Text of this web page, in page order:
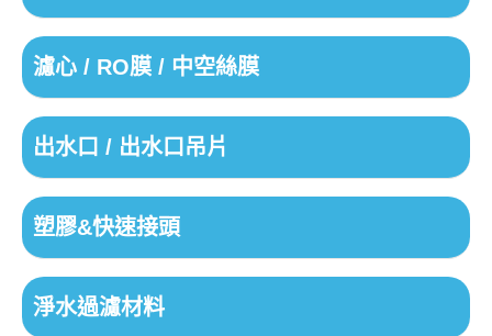
濾心 / RO膜 / 中空絲膜
出水口 / 出水口吊片
塑膠&快速接頭
淨水過濾材料